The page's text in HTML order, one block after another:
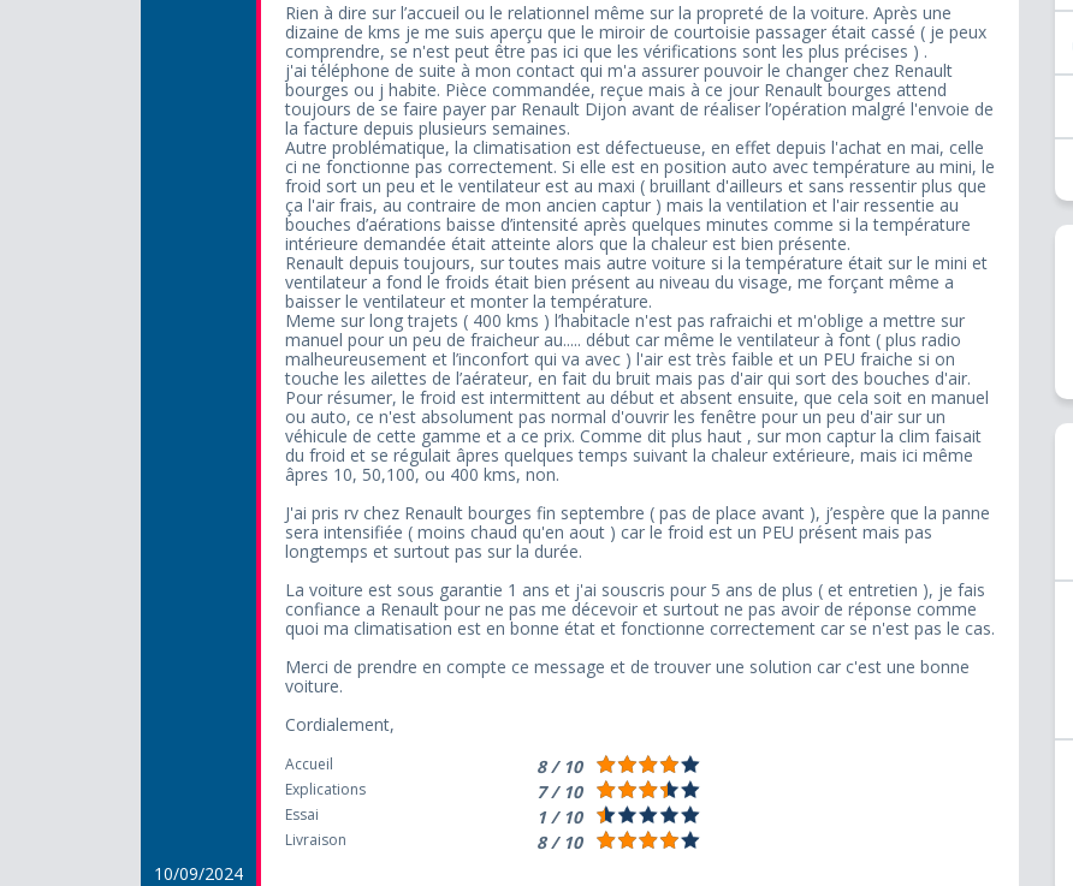
10/09/2024
Rien à dire sur l’accueil ou le relationnel même sur la propreté de la voiture. Après une
dizaine de kms je me suis aperçu que le miroir de courtoisie passager était cassé ( je peux
comprendre, se n'est peut être pas ici que les vérifications sont les plus précises ) .
j'ai téléphone de suite à mon contact qui m'a assurer pouvoir le changer chez Renault
bourges ou j habite. Pièce commandée, reçue mais à ce jour Renault bourges attend
toujours de se faire payer par Renault Dijon avant de réaliser l’opération malgré l'envoie de
la facture depuis plusieurs semaines.
Autre problématique, la climatisation est défectueuse, en effet depuis l'achat en mai, celle
ci ne fonctionne pas correctement. Si elle est en position auto avec température au mini, le
froid sort un peu et le ventilateur est au maxi ( bruillant d'ailleurs et sans ressentir plus que
ça l'air frais, au contraire de mon ancien captur ) mais la ventilation et l'air ressentie au
bouches d’aérations baisse d’intensité après quelques minutes comme si la température
intérieure demandée était atteinte alors que la chaleur est bien présente.
Renault depuis toujours, sur toutes mais autre voiture si la température était sur le mini et
ventilateur a fond le froids était bien présent au niveau du visage, me forçant même a
baisser le ventilateur et monter la température.
Meme sur long trajets ( 400 kms ) l’habitacle n'est pas rafraichi et m'oblige a mettre sur
manuel pour un peu de fraicheur au..... début car même le ventilateur à font ( plus radio
malheureusement et l’inconfort qui va avec ) l'air est très faible et un PEU fraiche si on
touche les ailettes de l’aérateur, en fait du bruit mais pas d'air qui sort des bouches d'air.
Pour résumer, le froid est intermittent au début et absent ensuite, que cela soit en manuel
ou auto, ce n'est absolument pas normal d'ouvrir les fenêtre pour un peu d'air sur un
véhicule de cette gamme et a ce prix. Comme dit plus haut , sur mon captur la clim faisait
du froid et se régulait âpres quelques temps suivant la chaleur extérieure, mais ici même
âpres 10, 50,100, ou 400 kms, non.
J'ai pris rv chez Renault bourges fin septembre ( pas de place avant ), j’espère que la panne
sera intensifiée ( moins chaud qu'en aout ) car le froid est un PEU présent mais pas
longtemps et surtout pas sur la durée.
La voiture est sous garantie 1 ans et j'ai souscris pour 5 ans de plus ( et entretien ), je fais
confiance a Renault pour ne pas me décevoir et surtout ne pas avoir de réponse comme
quoi ma climatisation est en bonne état et fonctionne correctement car se n'est pas le cas.
Merci de prendre en compte ce message et de trouver une solution car c'est une bonne
voiture.
Cordialement,
Accueil 8 / 10
Explications 7 / 10
Essai 1 / 10
Livraison 8 / 10